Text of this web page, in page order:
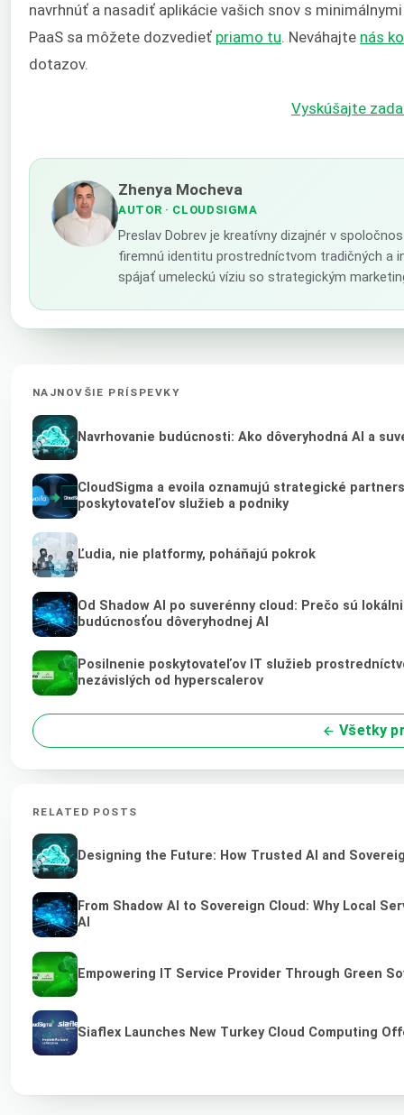
navrhnúť a nasadiť aplikácie vašich snov s
PaaS sa môžete dozvedieť priamo tu. Neváhajte nás
dotazov.
Vyskúšajte
Zhenya Mocheva
AUTOR · CLOUDSIGMA
Preslav Dobrev je kreatívny dizajnér v
firemnú identitu prostredníctvom tradičných a
spájať umeleckú víziu so strategickým
NAJNOVŠIE PRÍSPEVKY
Navrhovanie budúcnosti: Ako dôveryhodná AI a
CloudSigma a evoila oznamujú strategické
poskytovateľov služieb a podniky
Ľudia, nie platformy, poháňajú pokrok
Od Shadow AI po suverénny cloud: Prečo sú
budúcnosťou dôveryhodnej AI
Posilnenie poskytovateľov IT služieb
nezávislých od hyperscalerov
Všetky
RELATED POSTS
Designing the Future: How Trusted AI and
From Shadow AI to Sovereign Cloud: Why Local
AI
Empowering IT Service Provider Through Green
Siaflex Launches New Turkey Cloud Computing